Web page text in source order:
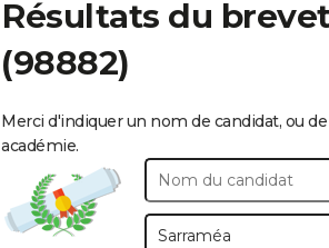
Résultats du
(98882)
Merci d'indiquer un nom de candidat, ou
académie.